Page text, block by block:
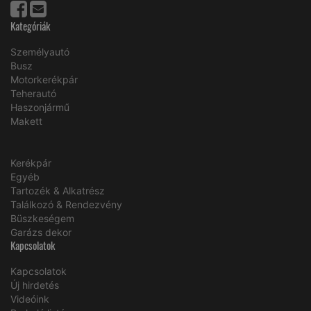
Kategóriák
Személyautó
Busz
Motorkerékpár
Teherautó
Haszonjármű
Makett
Kerékpár
Egyéb
Tartozék & Alkatrész
Találkozó & Rendezvény
Büszkeségem
Garázs dekor
Kapcsolatok
Kapcsolatok
Új hirdetés
Videóink